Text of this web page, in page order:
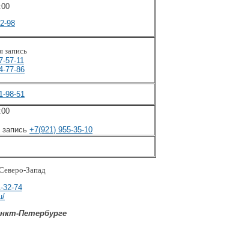
98
запись
57-11
77-86
98-51
+7(921) 955-35-10
Запад
32-74
Петербурге